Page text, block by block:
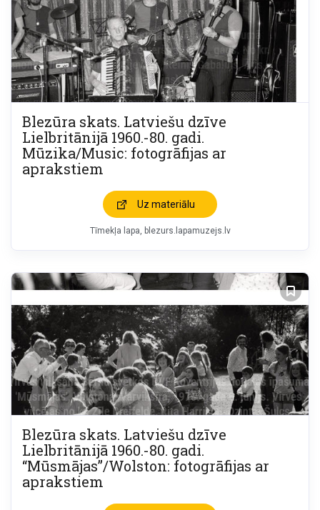
Blezūra skats. Latviešu dzīve
Lielbritānijā 1960.-80. gadi.
Mūzika/Music: fotogrāfijas ar
aprakstiem
Uz materiālu
Tīmekļa lapa blezurs.lapamuzejs.lv
Blezūra skats. Latviešu dzīve
Lielbritānijā 1960.-80. gadi.
“Mūsmājas”/Wolston: fotogrāfijas ar
aprakstiem